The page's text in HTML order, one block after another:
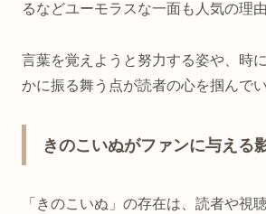
るなどユーモラスな一面も人気の理由
言葉を覚えようと努力する姿や、時
かに振る舞う点が読者の心を掴んでい
きのこいぬがファンに与える
「きのこいぬ」の存在は、読者や視